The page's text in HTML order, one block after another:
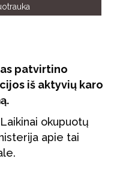
patvirtino
iš aktyvių karo
okupuotų
apie tai